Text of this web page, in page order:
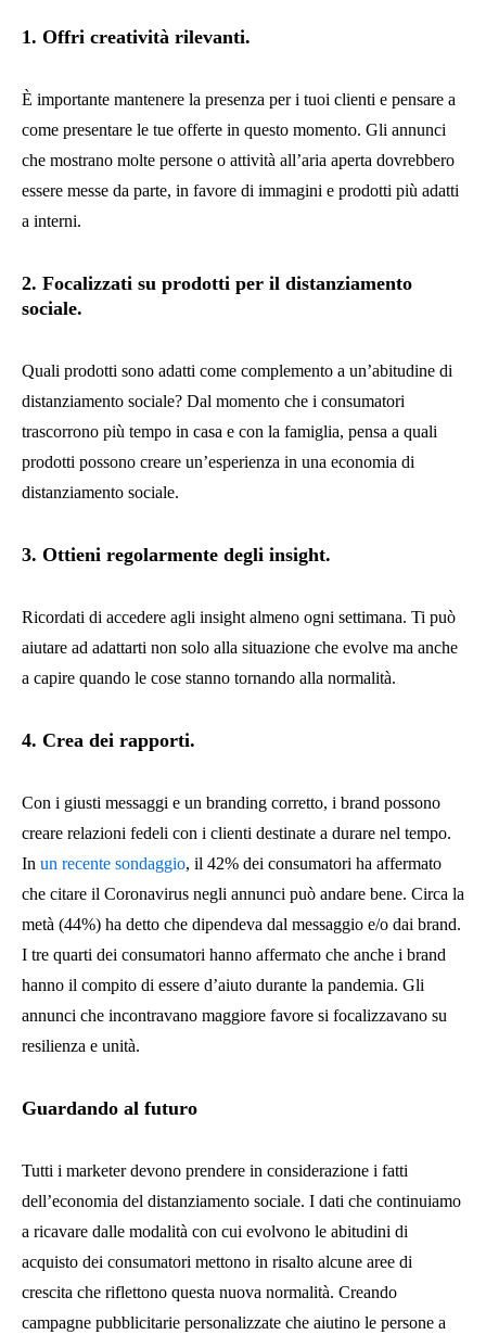
1. Offri creatività rilevanti.
È importante mantenere la presenza per i tuoi clienti e pensare a
come presentare le tue offerte in questo momento. Gli annunci
che mostrano molte persone o attività all’aria aperta dovrebbero
essere messe da parte, in favore di immagini e prodotti più adatti
a interni.
2. Focalizzati su prodotti per il distanziamento
sociale.
Quali prodotti sono adatti come complemento a un’abitudine di
distanziamento sociale? Dal momento che i consumatori
trascorrono più tempo in casa e con la famiglia, pensa a quali
prodotti possono creare un’esperienza in una economia di
distanziamento sociale.
3. Ottieni regolarmente degli insight.
Ricordati di accedere agli insight almeno ogni settimana. Ti può
aiutare ad adattarti non solo alla situazione che evolve ma anche
a capire quando le cose stanno tornando alla normalità.
4. Crea dei rapporti.
Con i giusti messaggi e un branding corretto, i brand possono
creare relazioni fedeli con i clienti destinate a durare nel tempo.
In un recente sondaggio, il 42% dei consumatori ha affermato
che citare il Coronavirus negli annunci può andare bene. Circa la
metà (44%) ha detto che dipendeva dal messaggio e/o dai brand.
I tre quarti dei consumatori hanno affermato che anche i brand
hanno il compito di essere d’aiuto durante la pandemia. Gli
annunci che incontravano maggiore favore si focalizzavano su
resilienza e unità.
Guardando al futuro
Tutti i marketer devono prendere in considerazione i fatti
dell’economia del distanziamento sociale. I dati che continuiamo
a ricavare dalle modalità con cui evolvono le abitudini di
acquisto dei consumatori mettono in risalto alcune aree di
crescita che riflettono questa nuova normalità. Creando
campagne pubblicitarie personalizzate che aiutino le persone a